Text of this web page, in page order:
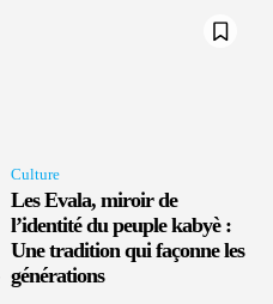
Culture
Les Evala, miroir de
l’identité du peuple kabyè :
Une tradition qui façonne les
générations